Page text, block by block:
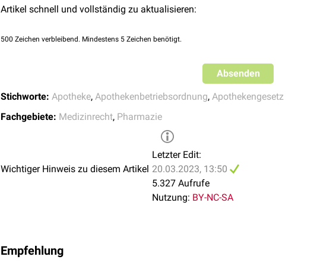
Artikel schnell und vollständig zu aktualisieren:
500 Zeichen verbleibend. Mindestens 5 Zeichen benötigt.
Absenden
Stichworte: Apotheke, Apothekenbetriebsordnung, Apothekengesetz
Fachgebiete: Medizinrecht, Pharmazie
Wichtiger Hinweis zu diesem Artikel
Letzter Edit:
20.03.2023, 13:50
5.327 Aufrufe
Nutzung: BY-NC-SA
Empfehlung